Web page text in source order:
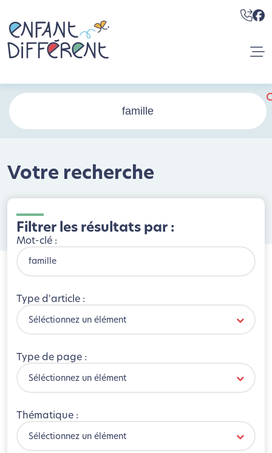
Votre recherche
Filtrer les résultats par :
Mot-clé :
Type d'article :
Séléctionnez un élément
Type de page :
Séléctionnez un élément
Thématique :
Séléctionnez un élément